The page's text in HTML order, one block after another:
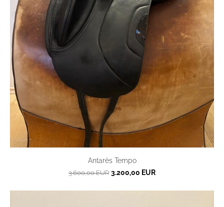
Antarès Tempo
3.600,00 EUR 3.200,00 EUR